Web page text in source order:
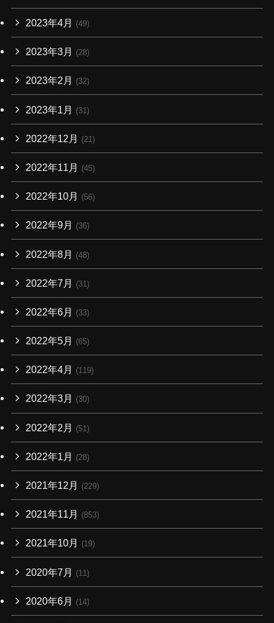
2023年4月 (49)
2023年3月 (28)
2023年2月 (32)
2023年1月 (31)
2022年12月 (21)
2022年11月 (45)
2022年10月 (56)
2022年9月 (36)
2022年8月 (48)
2022年7月 (31)
2022年6月 (33)
2022年5月 (65)
2022年4月 (119)
2022年3月 (30)
2022年2月 (51)
2022年1月 (28)
2021年12月 (229)
2021年11月 (853)
2021年10月 (19)
2020年7月 (11)
2020年6月 (14)